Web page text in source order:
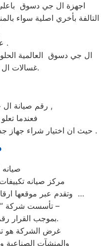
اجهزة ال جي دسوق باعلى
التالفة بأخري اصلية سواء
على الخط الساخن لصيانه ال جي دسوق 01095999314 .
ال جي دسوق العالمية
غسالات ال جي دسوق من مركز الخدمة المعتمد رقم تليفون 01010916814.
رقم صيانة ال جي الساخن بدسوق عامل التكلفة من اهم عوامل نجاح عملية الاصلاح ,
فعندما
حيث ان اختيار شراء جهاز جديد بضمان لمدة خمس سنوات علي الاقل و بيع الجهاز القديم يكون هو الاختيار الأمثل .
| مركز صيانه
وتقدم عبر موقعها ارقام مراكز الصيانة,خدمة العملاء رقم صيانه ال جي دسوق ؛ تليفون ال جي دسوق …
تأسست شركة ” ال جي دسوق ” شركة مساهمة مصرية – وفقا لأحكام قوانين الاستثمار –
بموجب القرار رقم 125 لسنة 1976 الصادر من وزارة الاقتصاد والدولة للتعاون الاقتصادي.
غرض الشركة هو
والمنشآت الصناعية